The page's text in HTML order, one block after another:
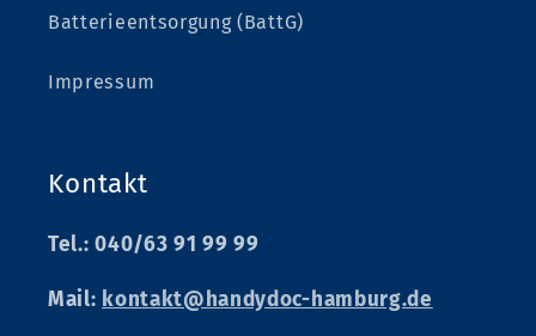
Batterieentsorgung (BattG)
Impressum
Kontakt
Tel.: 040/63 91 99 99
Mail: kontakt@handydoc-hamburg.de